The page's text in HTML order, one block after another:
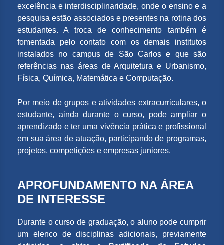
excelência e interdisciplinaridade, onde o ensino e a
pesquisa estão associados e presentes na rotina dos
estudantes. A troca de conhecimento também é
fomentada pelo contato com os demais institutos
instalados no campus de São Carlos e que são
referências nas áreas de Arquitetura e Urbanismo,
Física, Química, Matemática e Computação.
Por meio de grupos e atividades extracurriculares, o
estudante, ainda durante o curso, pode ampliar o
aprendizado e ter uma vivência prática e profissional
em sua área de atuação, participando de programas,
projetos, competições e empresas juniores.
APROFUNDAMENTO NA ÁREA
DE INTERESSE
Durante o curso de graduação, o aluno pode cumprir
um elenco de disciplinas adicionais, previamente